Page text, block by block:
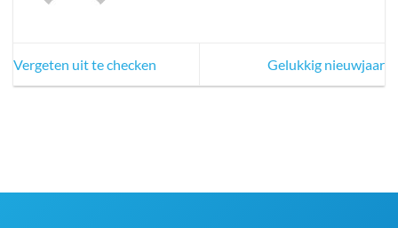
Vergeten uit te checken Gelukkig nieuwjaar